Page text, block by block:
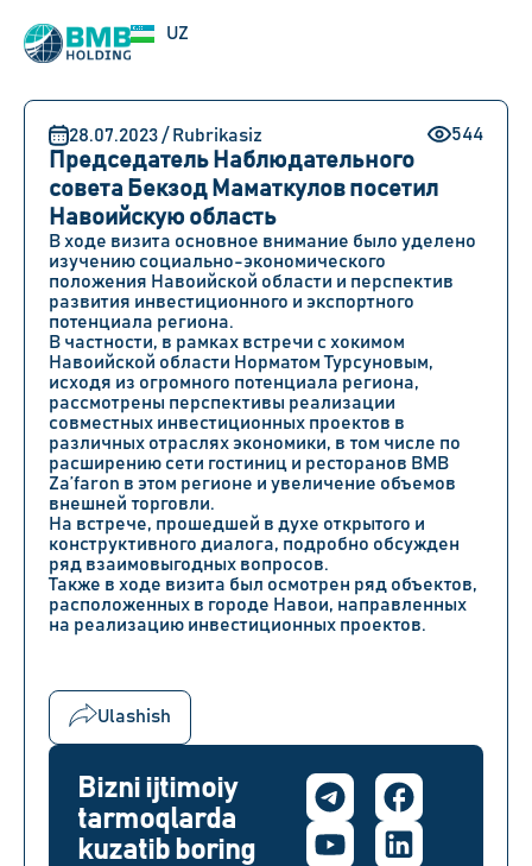
UZ
EN
28.07.2023 / Rubrikasiz 544
Председатель Наблюдательного
совета Бекзод Маматкулов посетил
Навоийскую область
В ходе визита основное внимание было уделено
изучению социально-экономического
положения Навоийской области и перспектив
развития инвестиционного и экспортного
потенциала региона.
В частности, в рамках встречи с хокимом
Навоийской области Норматом Турсуновым,
исходя из огромного потенциала региона,
рассмотрены перспективы реализации
совместных инвестиционных проектов в
различных отраслях экономики, в том числе по
расширению сети гостиниц и ресторанов BMB
Za’faron в этом регионе и увеличение объемов
внешней торговли.
На встрече, прошедшей в духе открытого и
конструктивного диалога, подробно обсужден
ряд взаимовыгодных вопросов.
Также в ходе визита был осмотрен ряд объектов,
расположенных в городе Навои, направленных
на реализацию инвестиционных проектов.
Ulashish
Bizni ijtimoiy
tarmoqlarda
kuzatib boring